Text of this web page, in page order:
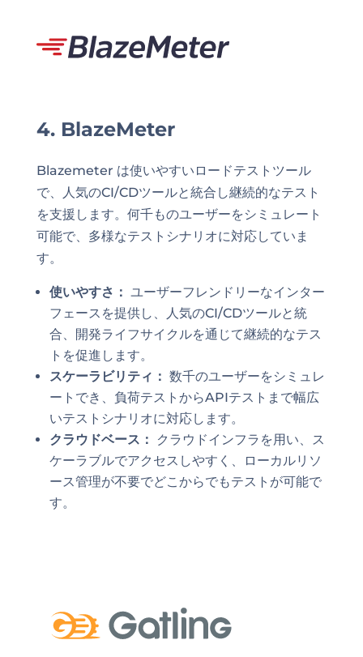
4. BlazeMeter
Blazemeter は使いやすいロードテストツール
で、人気のCI/CDツールと統合し継続的なテスト
を支援します。何千ものユーザーをシミュレート
可能で、多様なテストシナリオに対応していま
す。
使いやすさ： ユーザーフレンドリーなインター
フェースを提供し、人気のCI/CDツールと統
合、開発ライフサイクルを通じて継続的なテス
トを促進します。
スケーラビリティ： 数千のユーザーをシミュレ
ートでき、負荷テストからAPIテストまで幅広
いテストシナリオに対応します。
クラウドベース：
クラウドインフラを用い、ス
ケーラブルでアクセスしやすく、ローカルリソ
ース管理が不要でどこからでもテストが可能で
す。